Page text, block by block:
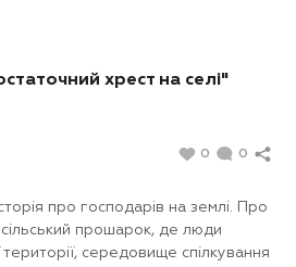
хрест на селі"
0 0
про господарів на землі. Про
прошарок, де люди
середовище спілкування